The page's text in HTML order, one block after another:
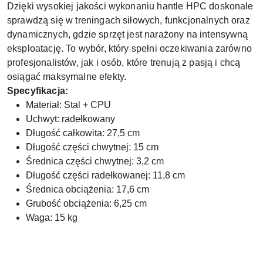
Dzięki wysokiej jakości wykonaniu hantle HPC doskonale
sprawdzą się w treningach siłowych, funkcjonalnych oraz
dynamicznych, gdzie sprzęt jest narażony na intensywną
eksploatację. To wybór, który spełni oczekiwania zarówno
profesjonalistów, jak i osób, które trenują z pasją i chcą
osiągać maksymalne efekty.
Specyfikacja:
Materiał: Stal + CPU
Uchwyt: radełkowany
Długość całkowita: 27,5 cm
Długość części chwytnej: 15 cm
Średnica części chwytnej: 3,2 cm
Długość części radełkowanej: 11,8 cm
Średnica obciążenia: 17,6 cm
Grubość obciążenia: 6,25 cm
Waga: 15 kg